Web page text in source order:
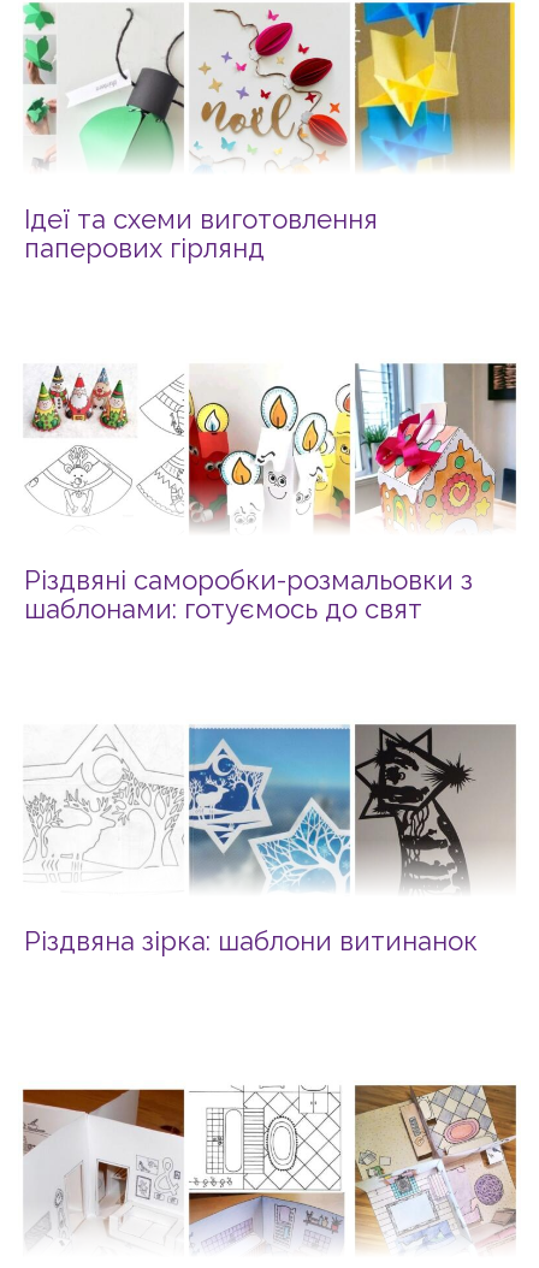
Ідеї та схеми виготовлення
паперових гірлянд
Різдвяні саморобки-розмальовки з
шаблонами: готуємось до свят
Різдвяна зірка: шаблони витинанок